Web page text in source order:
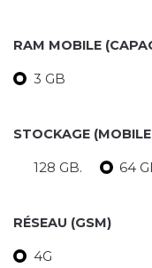
RAM MOBILE
3 GB
STOCKAGE
128 GB. 64
RÉSEAU (GSM)
4G